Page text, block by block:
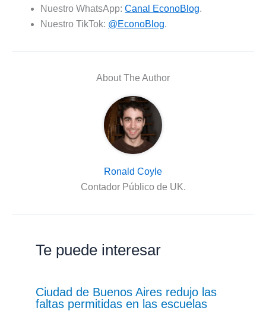
Nuestro WhatsApp: Canal EconoBlog.
Nuestro TikTok: @EconoBlog.
About The Author
Ronald Coyle
Contador Público de UK.
Te puede interesar
Ciudad de Buenos Aires redujo las
faltas permitidas en las escuelas